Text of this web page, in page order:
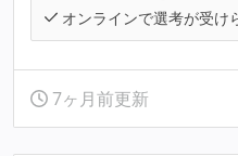
オンラインで選考が受け
7ヶ月前更新